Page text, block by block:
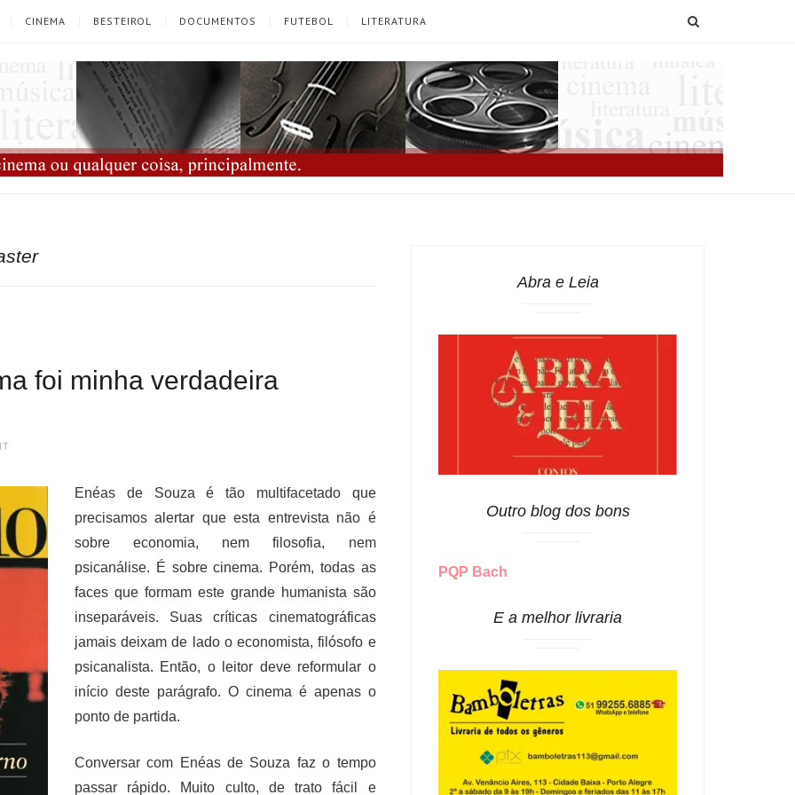
CINEMA BESTEIROL DOCUMENTOS FUTEBOL LITERATURA
foi minha verdadeira
Enéas de Souza é tão multifacetado que
precisamos alertar que esta entrevista não é
sobre economia, nem filosofia, nem
psicanálise. É sobre cinema. Porém, todas as
faces que formam este grande humanista são
inseparáveis. Suas críticas cinematográficas
jamais deixam de lado o economista, filósofo e
psicanalista. Então, o leitor deve reformular o
início deste parágrafo. O cinema é apenas o
ponto de partida.
Conversar com Enéas de Souza faz o tempo
passar rápido. Muito culto, de trato fácil e
Abra e Leia
Outro blog dos bons
PQP Bach
E a melhor livraria